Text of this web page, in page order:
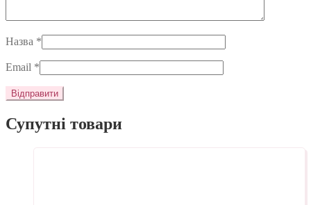
Назва *
Email *
Супутні товари